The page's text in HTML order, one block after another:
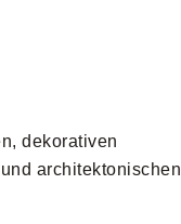
dekorativen
architektonischen